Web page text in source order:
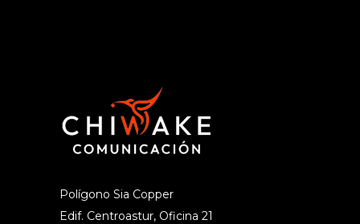
Polígono Sia Copper
Edif. Centroastur, Oficina 21